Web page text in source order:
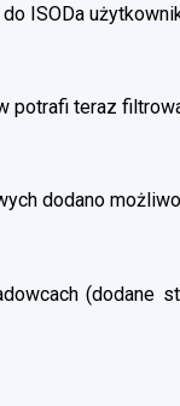
ISODa
potrafi teraz
dodano
(dodane